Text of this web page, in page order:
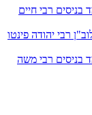
רבי חיים
רבי יהודה פינטו
בניסים רבי משה